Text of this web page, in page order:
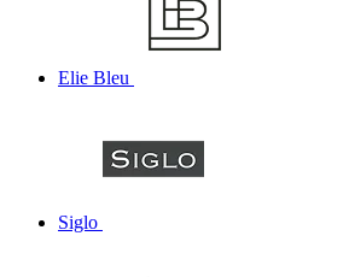
Elie Bleu
Siglo